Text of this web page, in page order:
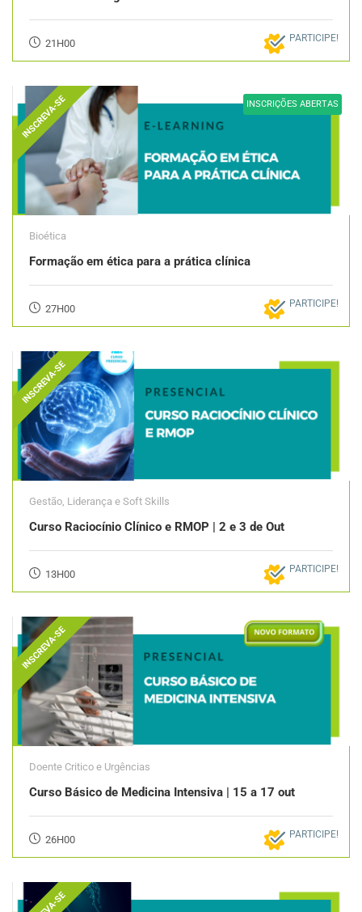
21H00 PARTICIPE!
INSCREVA-SE INSCRIÇÕES ABERTAS
Bioética
Formação em ética para a prática clínica
27H00 PARTICIPE!
INSCREVA-SE
Gestão, Liderança e Soft Skills
Curso Raciocínio Clínico e RMOP | 2 e 3 de Out
13H00 PARTICIPE!
INSCREVA-SE
Doente Critico e Urgências
Curso Básico de Medicina Intensiva | 15 a 17 out
26H00 PARTICIPE!